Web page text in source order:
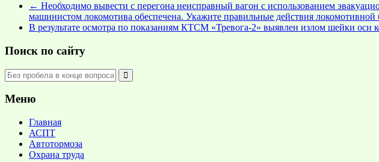
← Необходимо вывести с перегона неисправный вагон с использованием
машинистом локомотива обеспечена. Укажите правильные действия
В результате осмотра по показаниям КТСМ «Тревога-2» выявлен излом шейки
Поиск по сайту
Меню
Главная
АСПТ
Автотормоза
Охрана труда